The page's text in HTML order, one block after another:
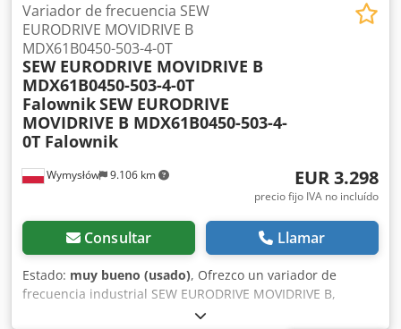
Wymysłów 9.106 km
Variador de frecuencia SEW
EURODRIVE MOVIDRIVE B
MDX61B0450-503-4-0T
SEW EURODRIVE MOVIDRIVE B
MDX61B0450-503-4-0T
FalownikSEW EURODRIVE
MOVIDRIVE B MDX61B0450-503-4-
0T Falownik
EUR 3.298
precio fijo IVA no incluído
Consultar Llamar
Estado: muy bueno (usado), Ofrezco un variador de
frecuencia industrial SEW EURODRIVE MOVIDRIVE B,
diseñado para el control de motores de alta potencia en